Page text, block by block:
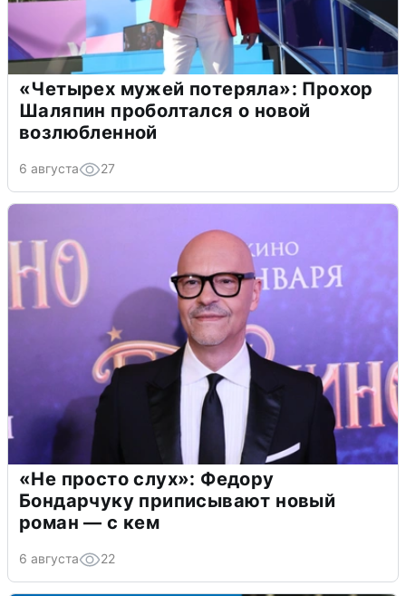
«Четырех мужей потеряла»: Прохор
Шаляпин проболтался о новой
возлюбленной
6 августа 27
«Не просто слух»: Федору
Бондарчуку приписывают новый
роман — с кем
6 августа 22